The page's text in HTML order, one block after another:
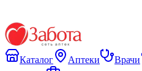
Каталог Аптеки Врачи